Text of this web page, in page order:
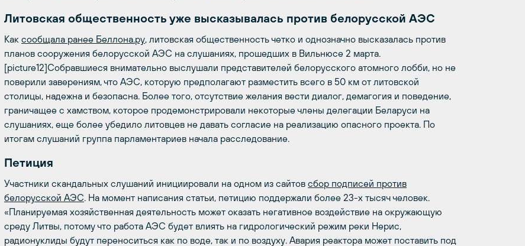
Литовская общественность уже высказывалась против белорусской АЭС
Как сообщала ранее Беллона.ру, литовская общественность четко и однозначно высказалась против
планов сооружения белорусской АЭС на слушаниях, прошедших в Вильнюсе 2 марта.
[picture12]Собравшиеся внимательно выслушали представителей белорусского атомного лобби, но не
поверили заверениям, что АЭС, которую предполагают разместить всего в 50 км от литовской
столицы, надежна и безопасна. Более того, отсутствие желания вести диалог, демагогия и поведение,
граничащее с хамством, которое продемонстрировали некоторые члены делегации Беларуси на
слушаниях, еще более убедило литовцев не давать согласие на реализацию опасного проекта. По
итогам слушаний группа парламентариев начала расследование.
Петиция
Участники скандальных слушаний инициировали на одном из сайтов сбор подписей против
белорусской АЭС. На момент написания статьи, петицию поддержали более 23-х тысяч человек.
«Планируемая хозяйственная деятельность может оказать негативное воздействие на окружающую
среду Литвы, потому что работа АЭС будет влиять на гидрологический режим реки Нерис,
радионуклиды будут переноситься как по воде, так и по воздуху. Авария реактора может поставить под